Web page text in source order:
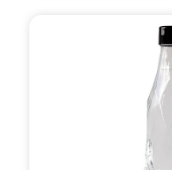
d'appartenance
de marque dans
L'expertise
d'un savoir-faire
sélectionne des
BPA, acier
sécurité
des utilisateurs.